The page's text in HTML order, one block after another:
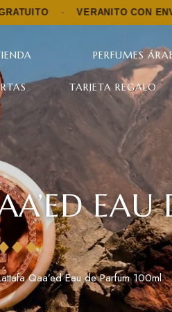
· VERANITO CON ENVÍO
PERFUMES
TARJETA REGALO
Qaa’ed Eau de Parfum 100ml